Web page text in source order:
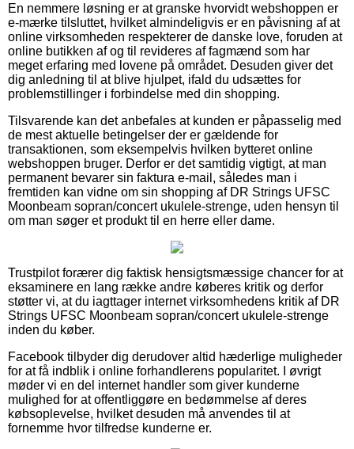
En nemmere løsning er at granske hvorvidt webshoppen er
e-mærke tilsluttet, hvilket almindeligvis er en påvisning af at
online virksomheden respekterer de danske love, foruden at
online butikken af og til revideres af fagmænd som har
meget erfaring med lovene på området. Desuden giver det
dig anledning til at blive hjulpet, ifald du udsættes for
problemstillinger i forbindelse med din shopping.
Tilsvarende kan det anbefales at kunden er påpasselig med
de mest aktuelle betingelser der er gældende for
transaktionen, som eksempelvis hvilken bytteret online
webshoppen bruger. Derfor er det samtidig vigtigt, at man
permanent bevarer sin faktura e-mail, således man i
fremtiden kan vidne om sin shopping af DR Strings UFSC
Moonbeam sopran/concert ukulele-strenge, uden hensyn til
om man søger et produkt til en herre eller dame.
Trustpilot forærer dig faktisk hensigtsmæssige chancer for at
eksaminere en lang række andre køberes kritik og derfor
støtter vi, at du iagttager internet virksomhedens kritik af DR
Strings UFSC Moonbeam sopran/concert ukulele-strenge
inden du køber.
Facebook tilbyder dig derudover altid hæderlige muligheder
for at få indblik i online forhandlerens popularitet. I øvrigt
møder vi en del internet handler som giver kunderne
mulighed for at offentliggøre en bedømmelse af deres
købsoplevelse, hvilket desuden må anvendes til at
fornemme hvor tilfredse kunderne er.